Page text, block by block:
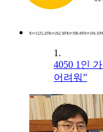
1.
4050 1인
어려워”